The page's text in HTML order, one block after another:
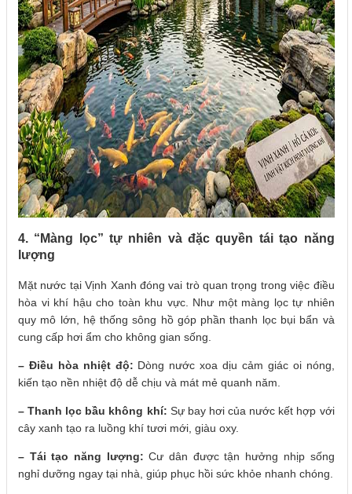
4. “Màng lọc” tự nhiên và đặc quyền tái tạo năng
lượng
Mặt nước tại Vịnh Xanh đóng vai trò quan trọng trong việc điều
hòa vi khí hậu cho toàn khu vực. Như một màng lọc tự nhiên
quy mô lớn, hệ thống sông hồ góp phần thanh lọc bụi bẩn và
cung cấp hơi ẩm cho không gian sống.
– Điều hòa nhiệt độ: Dòng nước xoa dịu cảm giác oi nóng,
kiến tạo nền nhiệt độ dễ chịu và mát mẻ quanh năm.
– Thanh lọc bầu không khí: Sự bay hơi của nước kết hợp với
cây xanh tạo ra luồng khí tươi mới, giàu oxy.
– Tái tạo năng lượng: Cư dân được tận hưởng nhịp sống
nghỉ dưỡng ngay tại nhà, giúp phục hồi sức khỏe nhanh chóng.